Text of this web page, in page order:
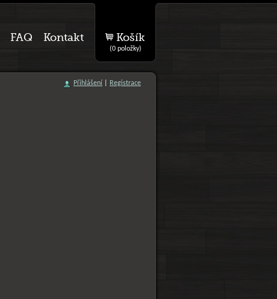
Přihlášení Registrace
FAQ Kontakt Košík
(0 položky)